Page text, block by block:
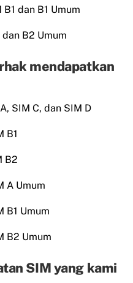
dan B1 Umum
B2 Umum
mendapatkan
SIM C, dan SIM D
B1
B2
A Umum
B1 Umum
B2 Umum
SIM yang kami